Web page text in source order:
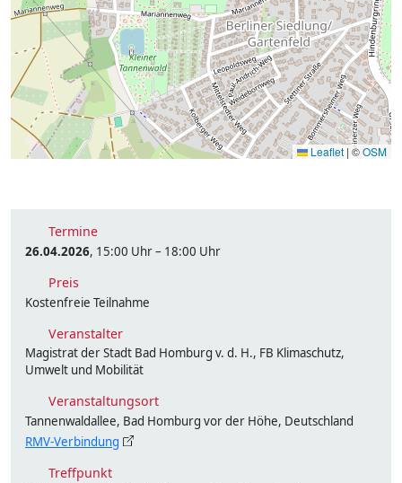
Leaflet | ©OSM
Termine
26.04.2026, 15:00 Uhr – 18:00 Uhr
Preis
Kostenfreie Teilnahme
Veranstalter
Magistrat der Stadt Bad Homburg v. d. H., FB Klimaschutz,
Umwelt und Mobilität
Veranstaltungsort
Tannenwaldallee, Bad Homburg vor der Höhe, Deutschland
RMV-Verbindung
Treffpunkt